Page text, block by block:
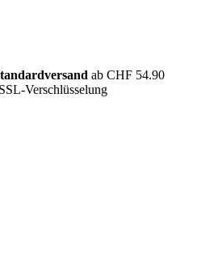
ab CHF 54.90
Verschlüsselung